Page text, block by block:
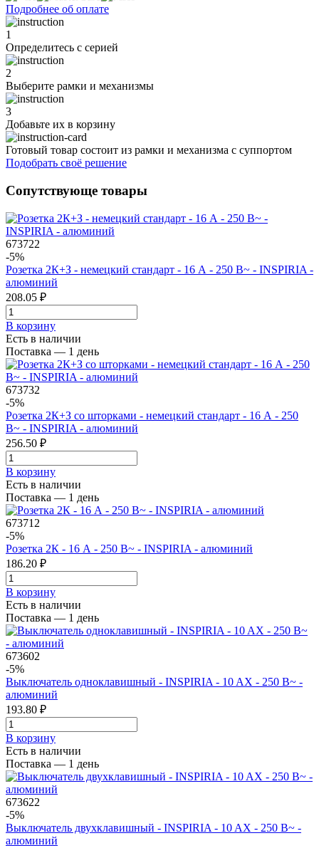
Подробнее об оплате
1
Определитесь с серией
2
Выберите рамки и механизмы
3
Добавьте их в корзину
Готовый товар состоит из рамки и механизма с суппортом
Подобрать своё решение
Сопутствующе товары
673722
-5%
Розетка 2К+З - немецкий стандарт - 16 А - 250 В~ - INSPIRIA -
алюминий
208.05 ₽
В корзинy
Есть в наличии
Поставка — 1 день
673732
-5%
Розетка 2К+З со шторками - немецкий стандарт - 16 А - 250
В~ - INSPIRIA - алюминий
256.50 ₽
В корзинy
Есть в наличии
Поставка — 1 день
673712
-5%
Розетка 2К - 16 А - 250 В~ - INSPIRIA - алюминий
186.20 ₽
В корзинy
Есть в наличии
Поставка — 1 день
673602
-5%
Выключатель одноклавишный - INSPIRIA - 10 AX - 250 В~ -
алюминий
193.80 ₽
В корзинy
Есть в наличии
Поставка — 1 день
673622
-5%
Выключатель двухклавишный - INSPIRIA - 10 AX - 250 В~ -
алюминий